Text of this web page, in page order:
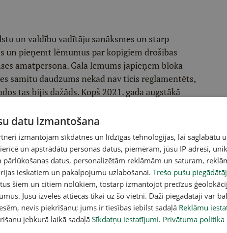
un valdību vadītāju sanāksmes un starp
pieņemt lēmumus par kopīgiem drošības
amatpersona. Gala lēmums jāpieņem bloka
samitu daudzums nekad nav ticis reglamentēts,
tas bijis dažāds. Kopš 2021. gada augstākā
ik gadu.
padome") līdzstrādniece Filisa Berija
"ļautu NATO turpināt savu darbu
daudzas nesenās transatlantiskās tikšanās".
sabrukuma NATO sasauca tikai astoņus
notika Trampa pirmās prezidentūras laikā,
"dominēja viņa sūdzības par
Jāatgādina, ka pērn Hāgā Tramps
datu izmantošana
izmantojam sīkdatnes un līdzīgas tehnoloģijas, lai saglabātu
un apstrādātu personas datus, piemēram, jūsu IP adresi,
datus, personalizētām reklāmām un saturam,
ieskatiem un pakalpojumu uzlabošanai. Trešo pušu
šiem un citiem nolūkiem, tostarp izmantojot precīzus
Jūsu izvēles attiecas tikai uz šo vietni. Daži piegādātāji var
nevis piekrišanu; jums ir tiesības iebilst sadaļā Reklāmu
jebkurā laikā sadaļāSīkdatņu iestatījumi. Privātuma politika